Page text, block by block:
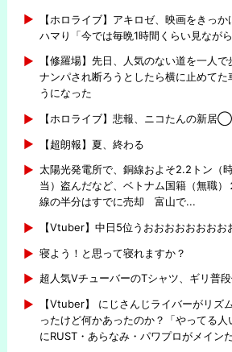
【ホロライブ】アキロゼ、映画をきっ
ハマり「今では毎晩1時間くらい見なが
【修羅場】先日、人気のない道を一人
ナンパされ断ろうとしたら横に止めてた
うになった
【ホロライブ】悲報、ニコたんの新
【超朗報】夏、終わる
太陽光発電所で、銅線およそ2.2トン（
当）盗んだなど、ベトナム国籍（無職
線の半分はすでに売却 富山で...
【Vtuber】中日5位うおおおおおおおお
寝よう！と思って寝れますか？
超人気VチューバーのTシャツ、ギリ普
【Vtuber】 にじさんじライバーがリズ
ったけど何かあったのか？「やってる
にRUST・あらなみ・パワプロがメイン